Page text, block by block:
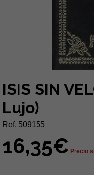
ISIS SIN
Lujo)
Ref. 509155
16,35€ Precio